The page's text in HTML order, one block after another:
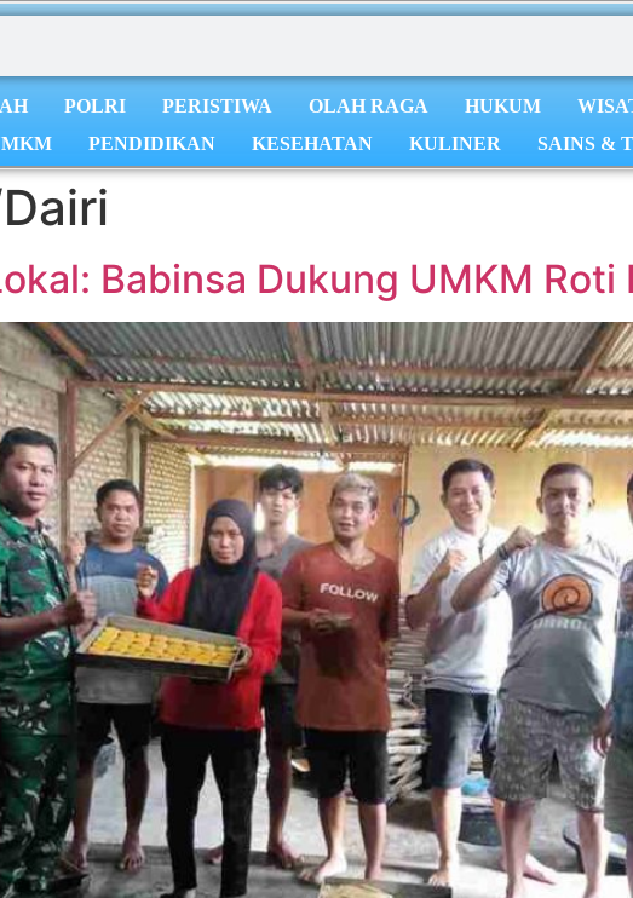
POLRI PERISTIWA OLAH RAGA HUKUM
PENDIDIKAN KESEHATAN KULINER SAINS &
Babinsa Dukung UMKM Roti